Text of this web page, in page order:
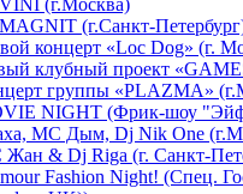
(г.Москва)
(г.Санкт-
концерт «Loc Dog» (г.
клубный проект
группы «PLAZMA»
NIGHT (Фрик-шоу
МС Дым, Dj Nik One
& Dj Riga (г. Санкт-
Fashion Night! (Спец.